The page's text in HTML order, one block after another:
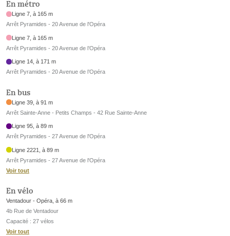
En métro
Ligne 7, à 165 m
Arrêt Pyramides - 20 Avenue de l'Opéra
Ligne 7, à 165 m
Arrêt Pyramides - 20 Avenue de l’Opéra
Ligne 14, à 171 m
Arrêt Pyramides - 20 Avenue de l’Opéra
En bus
Ligne 39, à 91 m
Arrêt Sainte-Anne - Petits Champs - 42 Rue Sainte-Anne
Ligne 95, à 89 m
Arrêt Pyramides - 27 Avenue de l'Opéra
Ligne 2221, à 89 m
Arrêt Pyramides - 27 Avenue de l'Opéra
Voir tout
En vélo
Ventadour - Opéra, à 66 m
4b Rue de Ventadour
Capacité : 27 vélos
Voir tout